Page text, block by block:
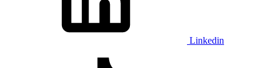
Linkedin